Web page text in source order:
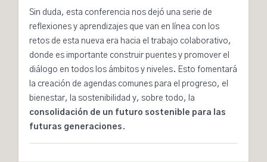
Sin duda, esta conferencia nos dejó una serie de
reflexiones y aprendizajes que van en línea con los
retos de esta nueva era hacia el trabajo colaborativo,
donde es importante construir puentes y promover el
diálogo en todos los ámbitos y niveles. Esto fomentará
la creación de agendas comunes para el progreso, el
bienestar, la sostenibilidad y, sobre todo, la
consolidación de un futuro sostenible para las
futuras generaciones .